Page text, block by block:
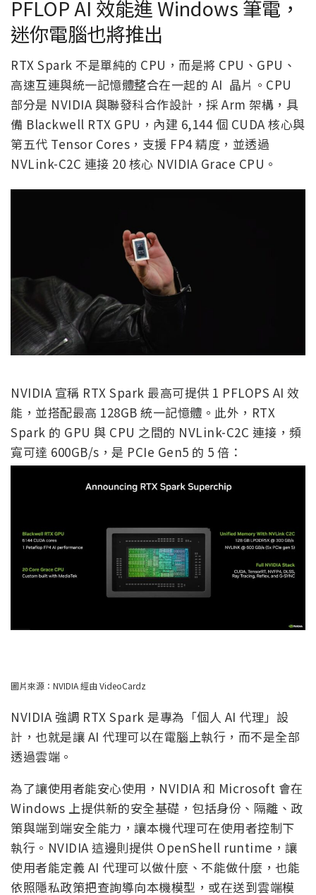
PFLOP AI 效能進 Windows 筆電，
迷你電腦也將推出
RTX Spark 不是單純的 CPU，而是將 CPU、GPU、
高速互連與統一記憶體整合在一起的 AI 晶片。CPU
部分是 NVIDIA 與聯發科合作設計，採 Arm 架構，具
備 Blackwell RTX GPU，內建 6,144 個 CUDA 核心與
第五代 Tensor Cores，支援 FP4 精度，並透過
NVLink-C2C 連接 20 核心 NVIDIA Grace CPU。
NVIDIA 宣稱 RTX Spark 最高可提供 1 PFLOPS AI 效
能，並搭配最高 128GB 統一記憶體。此外，RTX
Spark 的 GPU 與 CPU 之間的 NVLink-C2C 連接，頻
寬可達 600GB/s，是 PCIe Gen5 的 5 倍：
圖片來源：NVIDIA 經由 VideoCardz
NVIDIA 強調 RTX Spark 是專為「個人 AI 代理」設
計，也就是讓 AI 代理可以在電腦上執行，而不是全部
透過雲端。
為了讓使用者能安心使用，NVIDIA 和 Microsoft 會在
Windows 上提供新的安全基礎，包括身份、隔離、政
策與端到端安全能力，讓本機代理可在使用者控制下
執行。NVIDIA 這邊則提供 OpenShell runtime，讓
使用者能定義 AI 代理可以做什麼、不能做什麼，也能
依照隱私政策把查詢導向本機模型，或在送到雲端模